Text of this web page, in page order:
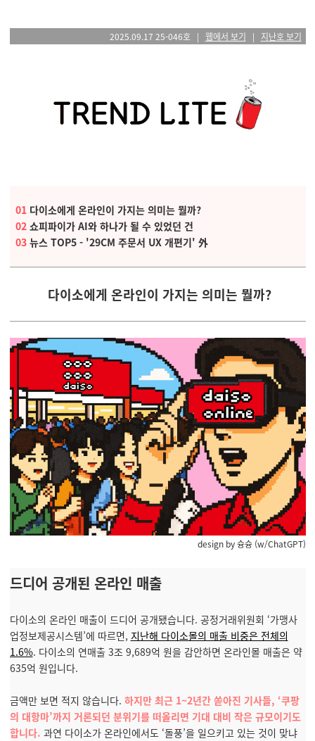
2025.09.17 25-046호 | 웹에서 보기 | 지난호 보기
01 다이소에게 온라인이 가지는 의미는 뭘까?
02쇼피파이가 AI와 하나가 될 수 있었던 건
03뉴스 TOP5 - '29CM 주문서 UX 개편기' 外
다이소에게 온라인이 가지는 의미는 뭘까?
design by 슝슝 (w/ChatGPT)
드디어 공개된 온라인 매출
다이소의 온라인 매출이 드디어 공개됐습니다. 공정거래위원회 ‘가맹사
업정보제공시스템’에 따르면, 지난해 다이소몰의 매출 비중은 전체의
1.6%. 다이소의 연매출 3조 9,689억 원을 감안하면 온라인몰 매출은 약
635억 원입니다.
금액만 보면 적지 않습니다. 하지만 최근 1~2년간 쏟아진 기사들, ‘쿠팡
의 대항마’까지 거론되던 분위기를 떠올리면 기대 대비 작은 규모이기도
합니다. 과연 다이소가 온라인에서도 ‘돌풍’을 일으키고 있는 것이 맞냐